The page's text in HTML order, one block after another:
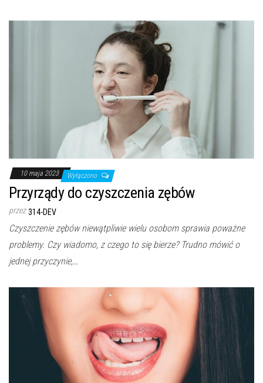
10 maja 2023 Wyłączono
Przyrządy do czyszczenia zębów
przez 314-DEV
Czyszczenie zębów niewątpliwie wielu osobom sprawia poważne
problemy. Czy wiadomo, z czego to się bierze? Trudno mówić o
jednej przyczynie,…